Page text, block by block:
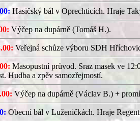
Hasičský bál v Oprechticích. Hraje
Výčep na dupárně (Tomáš H.).
Veřejná schůze výboru SDH
Masopustní průvod. Sraz masek ve
Hudba a zpěv samozřejmostí.
Výčep na dupárně (Václav B.) +
Obecní bál v Luženičkách. Hraje